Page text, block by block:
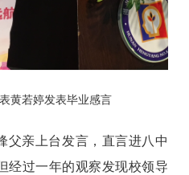
黄若婷发表毕业感言
父亲上台发言，直言进八中
经过一年的观察发现校领导